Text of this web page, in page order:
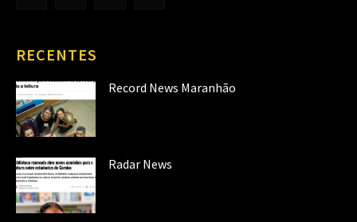
RECENTES
Record News Maranhão
Radar News